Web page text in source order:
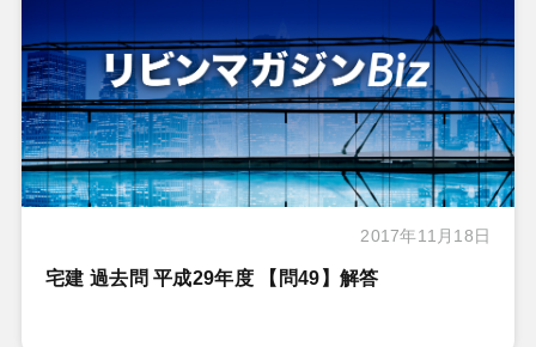
2017年11月18日
宅建 過去問 平成29年度 【問49】解答